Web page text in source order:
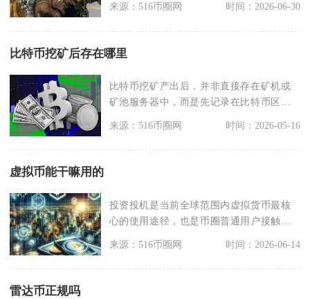
来源：516币圈网 时间：2026-06-30
比特币挖矿后存在哪里
比特币挖矿产出后，并非直接存在矿机或
矿池服务器中，而是先记录在比特币区块
来源：516币圈网 时间：2026-05-16
虚拟币能干嘛用的
投资投机是当前全球范围内虚拟货币最核
心的使用途径，也是币圈普通用户接触最
来源：516币圈网 时间：2026-06-14
雷达币正规吗